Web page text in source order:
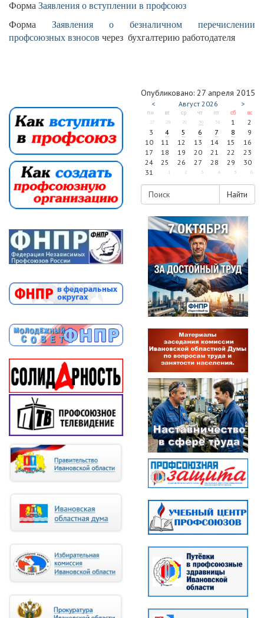
Форма Заявления о вступлении в профсоюз
Форма Заявления о безналичном перечислении
профсоюзных взносов через бухгалтерию работодателя
Опубликовано: 27 апреля 2015
< Август 2026 >
пн вт ср чт пт сб вс
27 28 29 30 31 1
2
3
4 5 6 7 8
9
10
11 12 13 14 15
16
17
18 19 20 21 22
23
24
25 26 27 28 29
30
31
1 2 3 4 5 6
Найти